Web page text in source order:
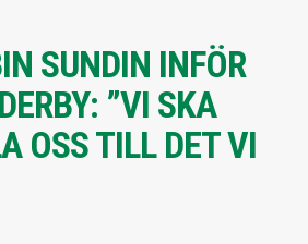
SUNDIN INFÖR
”VI SKA
OSS TILL DET VI